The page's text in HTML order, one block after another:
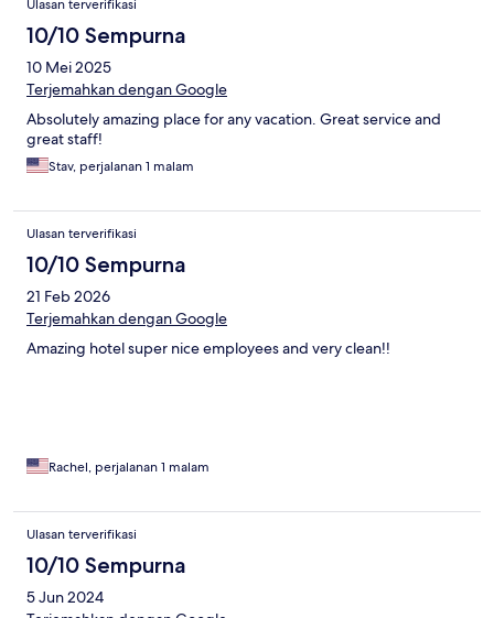
Ulasan terverifikasi
10/10 Sempurna
10 Mei 2025
Terjemahkan dengan Google
Absolutely amazing place for any vacation. Great service and
great staff!
Stav, perjalanan 1 malam
Ulasan terverifikasi
10/10 Sempurna
21 Feb 2026
Terjemahkan dengan Google
Amazing hotel super nice employees and very clean!!
Rachel, perjalanan 1 malam
Ulasan terverifikasi
10/10 Sempurna
5 Jun 2024